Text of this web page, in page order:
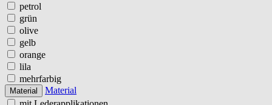
petrol
grün
olive
gelb
orange
lila
mehrfarbig
Material
Material